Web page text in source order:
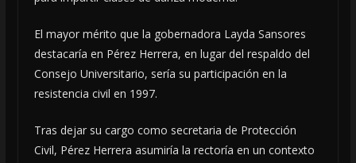
El mayor mérito que la gobernadora Layda Sansores
destacaría en Pérez Herrera, en lugar del respaldo del
Consejo Universitario, sería su participación en la
resistencia civil en 1997.
Tras dejar su cargo como secretaria de Protección
Civil, Pérez Herrera asumiría la rectoría en un contexto